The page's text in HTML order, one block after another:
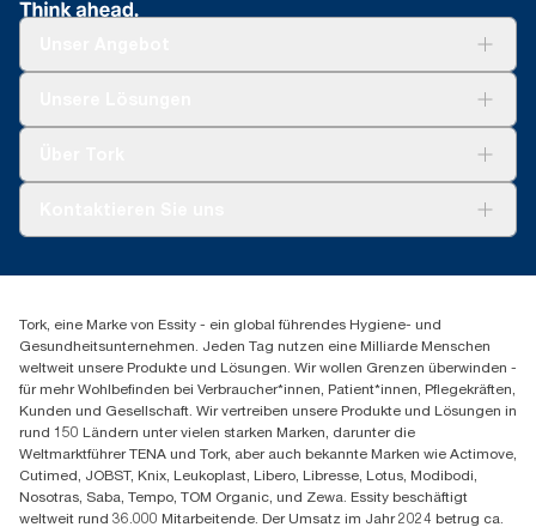
Spenderreklamation
+43 (0) 8 10-22 00 84
Essity Austria Vertriebs GmbH
Am Europlatz 2
1120 Wien
Mo-Do 8:00-16:30 | Fr 8:00-15:00
GLN: 9011111000026
Tork, eine Marke von Essity - ein global führendes Hygiene- und
Gesundheitsunternehmen. Jeden Tag nutzen eine Milliarde Menschen
weltweit unsere Produkte und Lösungen. Wir wollen Grenzen überwinden -
für mehr Wohlbefinden bei Verbraucher*innen, Patient*innen, Pflegekräften,
Kunden und Gesellschaft. Wir vertreiben unsere Produkte und Lösungen in
rund 150 Ländern unter vielen starken Marken, darunter die
Weltmarktführer TENA und Tork, aber auch bekannte Marken wie Actimove,
Cutimed, JOBST, Knix, Leukoplast, Libero, Libresse, Lotus, Modibodi,
Nosotras, Saba, Tempo, TOM Organic, und Zewa. Essity beschäftigt
weltweit rund 36.000 Mitarbeitende. Der Umsatz im Jahr 2024 betrug ca.